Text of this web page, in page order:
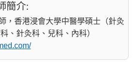
簡介:
，香港浸會大學中醫學碩士（針灸
、針灸科、兒科、內科）